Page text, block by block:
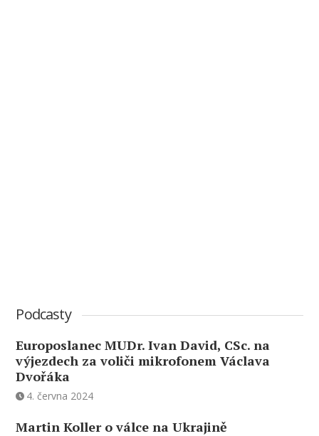
Podcasty
Europoslanec MUDr. Ivan David, CSc. na
výjezdech za voliči mikrofonem Václava
Dvořáka
4. června 2024
Martin Koller o válce na Ukrajině